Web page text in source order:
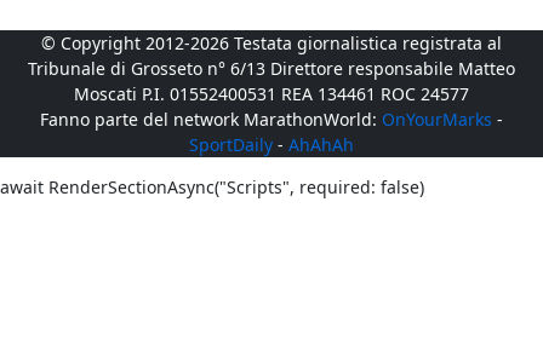
© Copyright 2012-2026 Testata giornalistica registrata al
Tribunale di Grosseto n° 6/13 Direttore responsabile Matteo
Moscati P.I. 01552400531 REA 134461 ROC 24577
Fanno parte del network MarathonWorld: OnYourMarks -
SportDaily - AhAhAh
await RenderSectionAsync("Scripts", required: false)